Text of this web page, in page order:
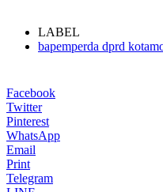
LABEL
bapemperda dprd
Facebook
Twitter
Pinterest
WhatsApp
Email
Print
Telegram